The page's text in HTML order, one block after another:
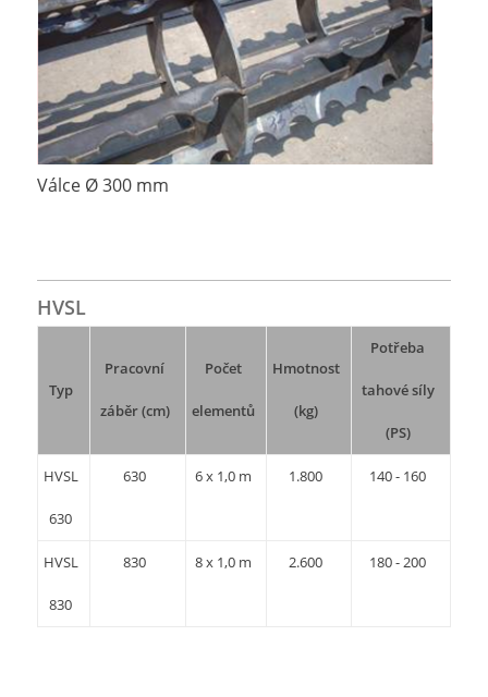
Válce Ø 300 mm
HVSL
Typ
Pracovní
záběr (cm)
Počet
elementů
Hmotnost
(kg)
Potřeba
tahové síly
(PS)
HVSL
630
630 6 x 1,0 m 1.800 140 - 160
HVSL
830
830 8 x 1,0 m 2.600 180 - 200